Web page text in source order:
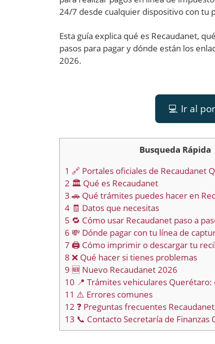
24/7 desde cualquier dispositivo con tu
Esta guía explica qué es Recaudanet,
pasos para pagar y dónde están los
2026.
💻 Ir al
Busqueda Rápida
1 🔗 Portales oficiales de Recaudanet
2 🏛️ Qué es Recaudanet
3 🚗 Qué trámites puedes hacer en
4 🧾 Datos que necesitas
5 🔁 Cómo usar Recaudanet paso a
6 💸 Dónde pagar con tu línea de
7 🖨️ Cómo imprimir o descargar tu
8 ❌ Qué hacer si tienes problemas
9 🆕 Nuevo Recaudanet 2026
10 📍 Trámites vehiculares
11 ⚠️ Errores comunes
12 ❓ Preguntas frecuentes Recaudanet
13 📞 Contacto Secretaría de Finanzas